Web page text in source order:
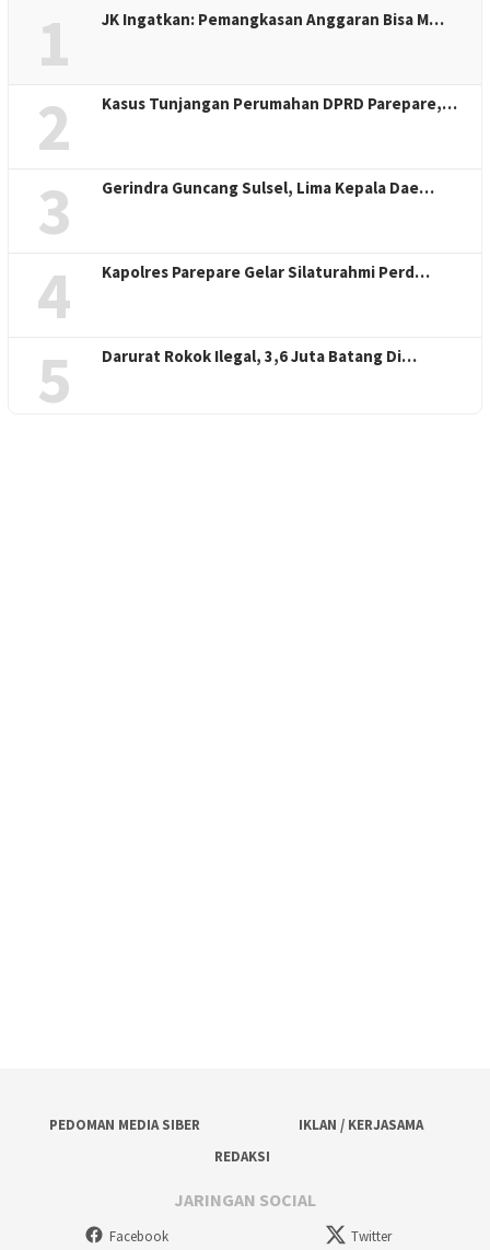
1 JK Ingatkan: Pemangkasan Anggaran Bisa M…
2 Kasus Tunjangan Perumahan DPRD Parepare,…
3 Gerindra Guncang Sulsel, Lima Kepala Dae…
4 Kapolres Parepare Gelar Silaturahmi Perd…
5 Darurat Rokok Ilegal, 3,6 Juta Batang Di…
PEDOMAN MEDIA SIBER
IKLAN / KERJASAMA
REDAKSI
JARINGAN SOCIAL
Facebook Twitter